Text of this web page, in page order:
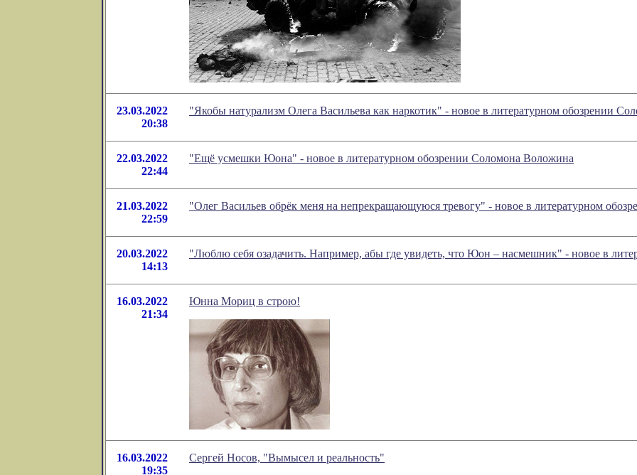
23.03.2022
20:38
"Якобы натурализм Олега Васильева как наркотик" - новое в литературном обозрении
22.03.2022
22:44
"Ещё усмешки Юона" - новое в литературном обозрении Соломона Воложина
21.03.2022
22:59
"Олег Васильев обрёк меня на непрекращающуюся тревогу" - новое в литературном
20.03.2022
14:13
"Люблю себя озадачить. Например, абы где увидеть, что Юон – насмешник" - новое в
16.03.2022
21:34
Юнна Мориц в строю!
16.03.2022
19:35
Сергей Носов, "Вымысел и реальность"